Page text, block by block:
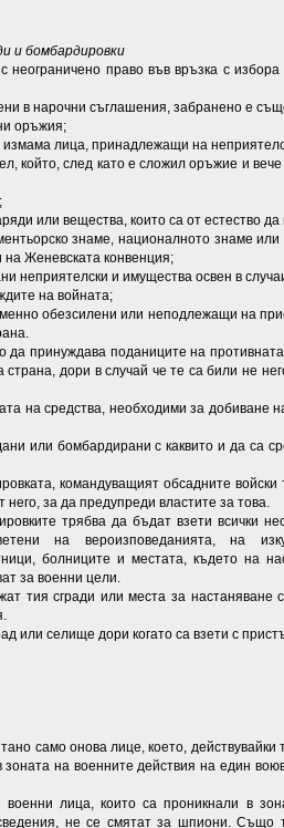
и бомбардировки
право във връзка с избора
нарочни съглашения, забранено е
оръжия;
лица, принадлежащи на
след като е сложил оръжие и вече
или вещества, които са от естество да
знаме, националното знаме или
на Женевската конвенция;
и имущества освен в
на войната;
обезсилени или неподлежащи на
поданиците на противната
дори в случай че те са били не
средства, необходими за добиване
бомбардирани с каквито и да са
командуващият обсадните войски
него, за да предупреди властите за това.
трябва да бъдат взети всички
на вероизповеданията, на
болниците и местата, където на
за военни цели.
сгради или места за настаняване с
селище дори когато са взети с
онова лице, което, действувайки
на военните действия на един
лица, които са проникнали в
не се смятат за шпиони. Също